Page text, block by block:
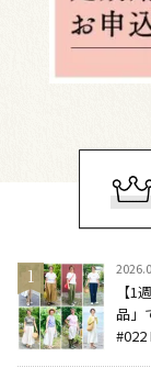
【1
品」